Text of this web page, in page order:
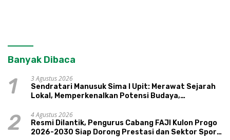
Banyak Dibaca
1
3 Agustus 2026
Sendratari Manusuk Sima I Upit: Merawat Sejarah
Lokal, Memperkenalkan Potensi Budaya,
2
4 Agustus 2026
Resmi Dilantik, Pengurus Cabang FAJI Kulon Progo
2026-2030 Siap Dorong Prestasi dan Sektor Sport